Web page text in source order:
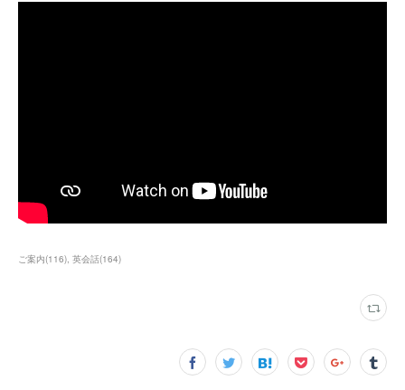
ご案内(116) 英会話(164)